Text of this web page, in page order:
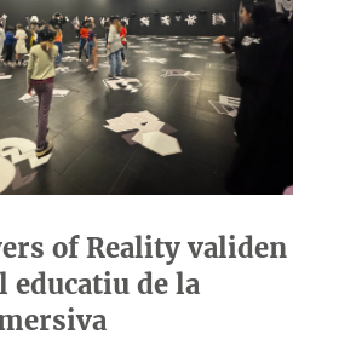
of Reality validen
educatiu de la